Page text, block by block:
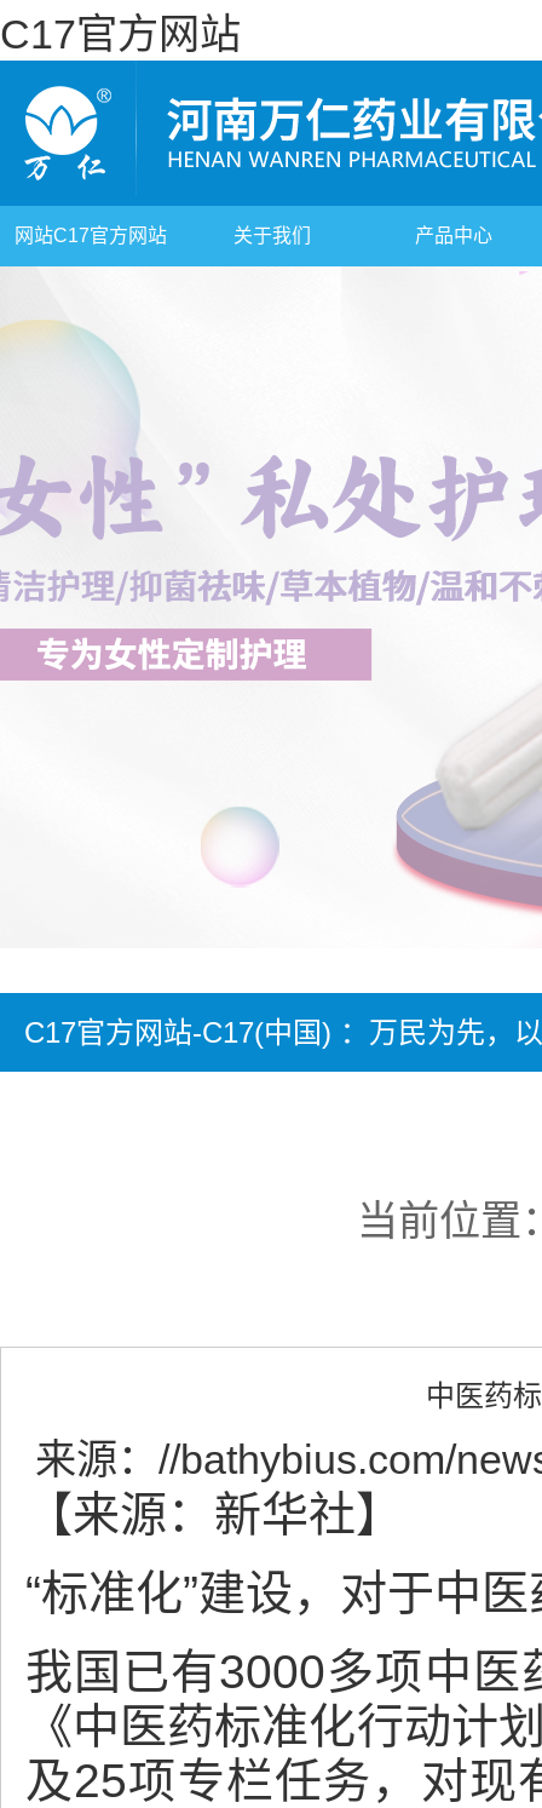
C17官方网站
网站C17官方网站 关于我们 产品中心
C17官方网站-C17(中国) ：万民为先，
当前位置
中医药
来源： //bathybius.com/
【来源：新华社】
“标准化”建设，对于中
我国已有3000多项中
《中医药标准化行动计
及25项专栏任务，对现